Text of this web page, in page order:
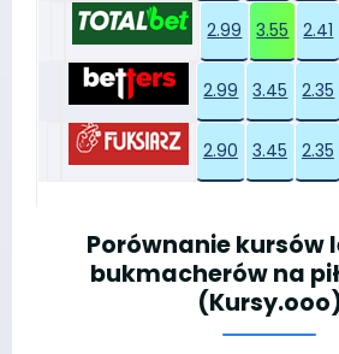
2.99 3.55 2.41
2.99 3.45 2.35
2.90 3.45 2.35
Porównanie kursów
bukmacherów na